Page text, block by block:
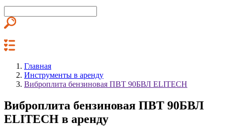
Главная
Инструменты в аренду
Виброплита бензиновая ПВТ 90БВЛ ELITECH
Виброплита бензиновая ПВТ 90БВЛ
ELITECH в аренду